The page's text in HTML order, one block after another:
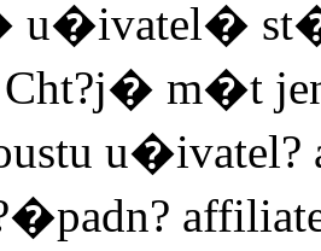
u�ivatel�
m�t
u�ivatel?